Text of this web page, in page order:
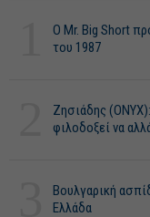
O Mr. Big Short
του 1987
Ζησιάδης
φιλοδοξεί να
Βουλγαρική
Ελλάδα